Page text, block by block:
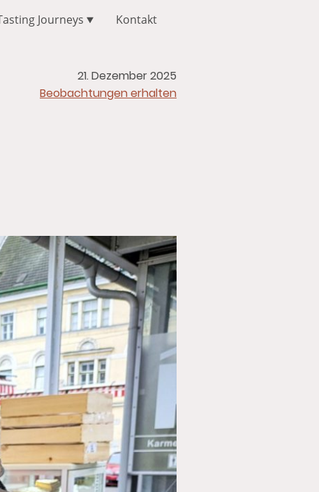
Journeys Kontakt
21. Dezember 2025
Beobachtungen erhalten